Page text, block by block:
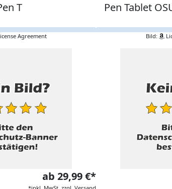
T
Pen Tablet
Agreement
ab 29,99 €*
Bild: